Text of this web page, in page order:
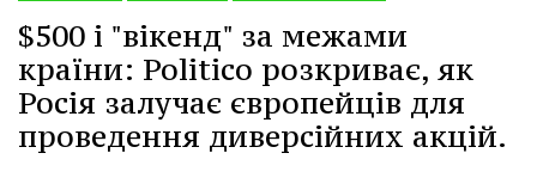
$500 і "вікенд" за межами
країни: Politico розкриває, як
Росія залучає європейців для
проведення диверсійних акцій.